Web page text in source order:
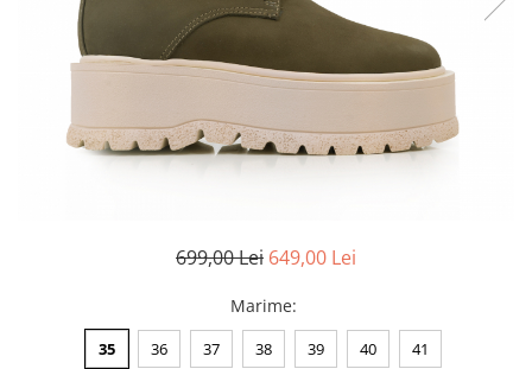
Rucsac
Saculet
Visiniu
Albastru
699,00 Lei 649,00 Lei
Marime:
35 36 37 38 39 40 41